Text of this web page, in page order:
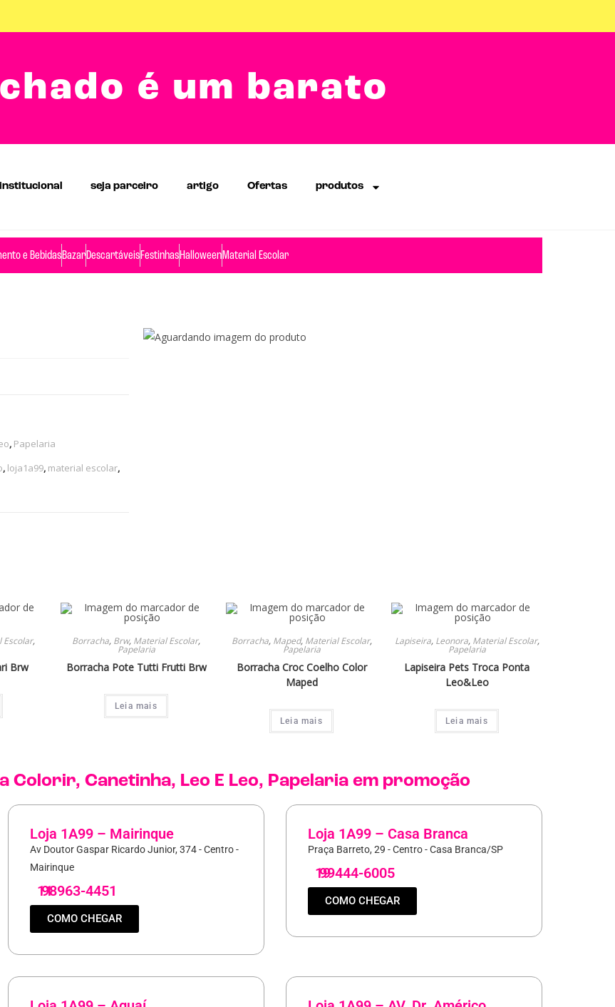
é um barato
institucional seja parceiro artigo Ofertas produtos
e BebidasBazarDescartáveisFestinhasHalloweenMaterial Escolar
, Papelaria
, loja1a99, material escolar,
Escolar,
Brw
Borracha, Brw, Material Escolar,
Papelaria
Borracha Pote Tutti Frutti Brw
Leia mais
Borracha, Maped, Material Escolar,
Papelaria
Borracha Croc Coelho Color
Maped
Leia mais
Lapiseira, Leonora, Material Escolar,
Papelaria
Lapiseira Pets Troca Ponta
Leo&Leo
Leia mais
Colorir, Canetinha, Leo E Leo, Papelaria em promoção
Loja 1A99 – Mairinque
Av Doutor Gaspar Ricardo Junior, 374 - Centro -
Mairinque
11
98963-4451
COMO CHEGAR
Loja 1A99 – Casa Branca
Praça Barreto, 29 - Centro - Casa Branca/SP
19
99444-6005
COMO CHEGAR